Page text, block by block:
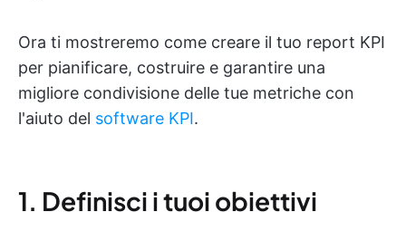
Ora ti mostreremo come creare il tuo report KPI
per pianificare, costruire e garantire una
migliore condivisione delle tue metriche con
l'aiuto del software KPI.
1. Definisci i tuoi obiettivi